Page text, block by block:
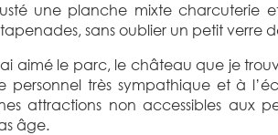
une planche mixte charcuterie
sans oublier un petit verre
aimé le parc, le château que je
personnel très sympathique et à
attractions non accessibles aux
âge.